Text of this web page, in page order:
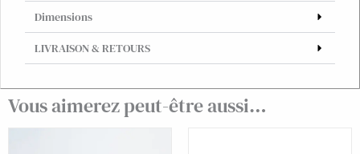
Dimensions
LIVRAISON & RETOURS
Vous aimerez peut-être aussi…